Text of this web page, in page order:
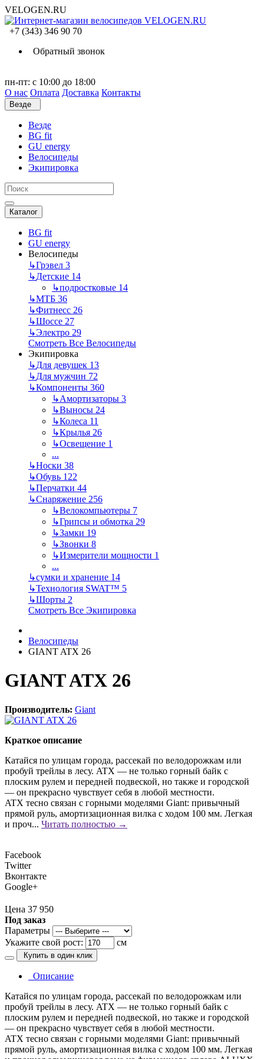
VELOGEN.RU
+7 (343) 346 90 70
Обратный звонок
пн-пт: с 10:00 до 18:00
О нас Оплата Доставка Контакты
Везде
Везде
BG fit
GU energy
Велосипеды
Экипировка
Каталог
BG fit
GU energy
Велосипеды
↳Грэвел 3
↳Детские 14
↳подростковые 14
↳МТБ 36
↳Фитнесс 26
↳Шоссе 27
↳Электро 29
Смотреть Все Велосипеды
Экипировка
↳Для девушек 13
↳Для мужчин 72
↳Компоненты 360
↳Амортизаторы 3
↳Выносы 24
↳Колеса 11
↳Крылья 26
↳Освещение 1
...
↳Носки 38
↳Обувь 122
↳Перчатки 44
↳Снаряжение 256
↳Велокомпьютеры 7
↳Грипсы и обмотка 29
↳Замки 19
↳Звонки 8
↳Измерители мощности 1
...
↳сумки и хранение 14
↳Технология SWAT™ 5
↳Шорты 2
Смотреть Все Экипировка
Велосипеды
GIANT ATX 26
GIANT ATX 26
Производитель: Giant
Краткое описание
Катайся по улицам города, рассекай по велодорожкам или
пробуй трейлы в лесу. ATX — не только горный байк с
плоским рулем и передней подвеской, но также и городской
— он прекрасно чувствует себя в любой местности.
ATX тесно связан с горными моделями Giant: привычный
прямой руль, амортизационная вилка с ходом 100 мм. Легкая
и проч... Читать полностью →
Facebook
Twitter
Вконтакте
Google+
Цена 37 950
Под заказ
Параметры
Укажите свой рост:
см
Купить в один клик
Описание
Катайся по улицам города, рассекай по велодорожкам или
пробуй трейлы в лесу. ATX — не только горный байк с
плоским рулем и передней подвеской, но также и городской
— он прекрасно чувствует себя в любой местности.
ATX тесно связан с горными моделями Giant: привычный
прямой руль, амортизационная вилка с ходом 100 мм. Легкая